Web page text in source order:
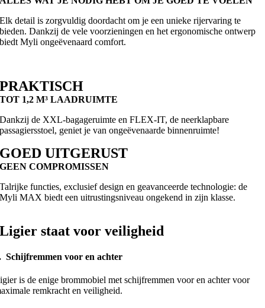
Elk detail is zorgvuldig doordacht om je een unieke rijervaring te
bieden. Dankzij de vele voorzieningen en het ergonomische ontwerp
biedt Myli ongeëvenaard comfort.
PRAKTISCH
TOT 1,2 M³ LAADRUIMTE
Dankzij de XXL-bagageruimte en FLEX-IT, de neerklapbare
passagiersstoel, geniet je van ongeëvenaarde binnenruimte!
GOED UITGERUST
GEEN COMPROMISSEN
Talrijke functies, exclusief design en geavanceerde technologie: de
Myli MAX biedt een uitrustingsniveau ongekend in zijn klasse.
Ligier staat voor veiligheid
Schijfremmen voor en achter
is de enige brommobiel met schijfremmen voor en achter voor
remkracht en veiligheid.